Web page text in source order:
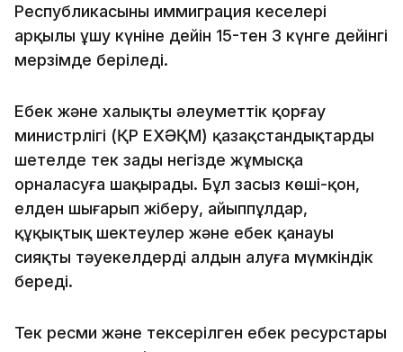
Республикасының иммиграция кеңселері
арқылы ұшу күніне дейін 15-тен 3 күнге дейінгі
мерзімде беріледі.
Еңбек және халықты әлеуметтік қорғау
министрлігі (ҚР ЕХӘҚМ) қазақстандықтарды
шетелде тек заңды негізде жұмысқа
орналасуға шақырады. Бұл заңсыз көші-қон,
елден шығарып жіберу, айыппұлдар,
құқықтық шектеулер және еңбек қанауы
сияқты тәуекелдердің алдын алуға мүмкіндік
береді.
Тек ресми және тексерілген еңбек ресурстары